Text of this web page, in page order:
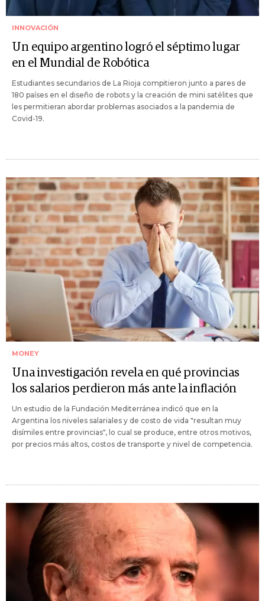
INNOVACIÓN
Un equipo argentino logró el séptimo lugar
en el Mundial de Robótica
Estudiantes secundarios de La Rioja compitieron junto a pares de
180 países en el diseño de robots y la creación de mini satélites que
les permitieran abordar problemas asociados a la pandemia de
Covid-19.
MONEY
Una investigación revela en qué provincias
los salarios perdieron más ante la inflación
Un estudio de la Fundación Mediterránea indicó que en la
Argentina los niveles salariales y de costo de vida "resultan muy
disímiles entre provincias", lo cual se produce, entre otros motivos,
por precios más altos, costos de transporte y nivel de competencia.